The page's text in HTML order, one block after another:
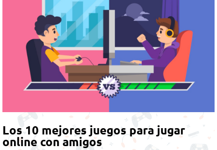
Los 10 mejores juegos para jugar
online con amigos